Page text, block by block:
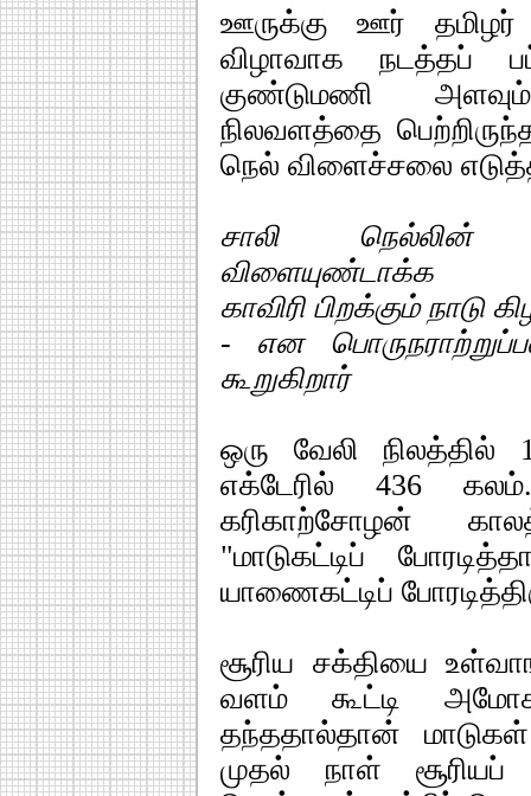
ஊருக்கு ஊர்
விழாவாக நடத்தப்
குண்டுமணி
நிலவளத்தை
நெல் விளைச்சலை
சாலி நெல்லின்
விளையுண்டாக்க
காவிரி பிறக்கும் நாடு
- என
கூறுகிறார்
ஒரு வேலி
எக்டேரில் 436
கரிகாற்சோழன்
"மாடுகட்டிப்
யாணைகட்டிப்
சூரிய சக்தியை
வளம் கூட்டி
தந்ததால்தான்
முதல் நாள் சூரியப்